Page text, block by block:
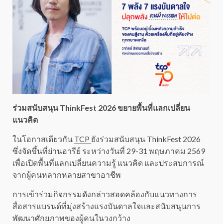
ร่วมสนับสนุน ThinkFest 2026 ขยายพื้นที่แลกเปลี่ยน
แนวคิด
ในโอกาสเดียวกัน TCP ยังร่วมสนับสนุน ThinkFest 2026
ซึ่งจัดขึ้นที่ย่านอารีย์ ระหว่างวันที่ 29-31 พฤษภาคม 2569
เพื่อเปิดพื้นที่แลกเปลี่ยนความรู้ แนวคิด และประสบการณ์
จากผู้คนหลากหลายสาขาอาชีพ
การเข้าร่วมกิจกรรมดังกล่าวสอดคล้องกับแนวทางการ
สื่อสารแบรนด์ที่มุ่งสร้างแรงบันดาลใจและสนับสนุนการ
พัฒนาศักยภาพของผู้คนในวงกว้าง